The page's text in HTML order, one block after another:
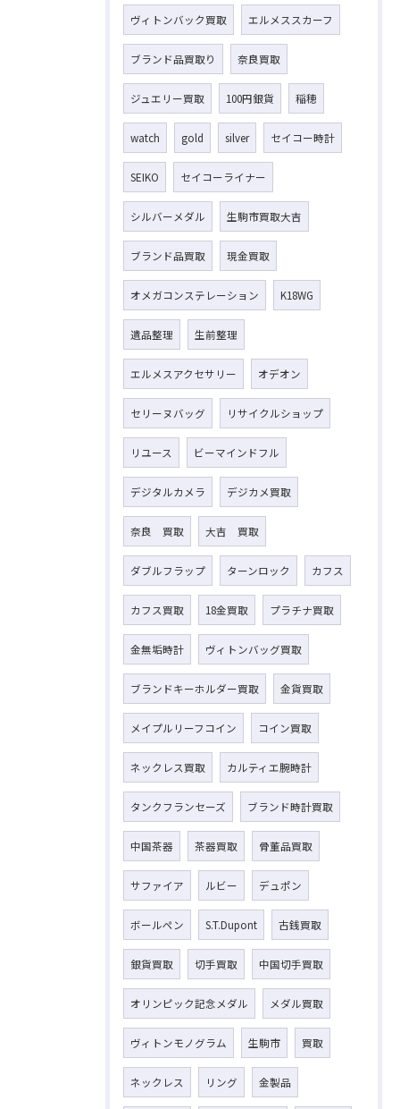
ヴィトンバック買取 エルメススカーフ
ブランド品買取り 奈良買取
ジュエリー買取 100円銀貨 稲穂
watch gold silver セイコー時計
SEIKO セイコーライナー
シルバーメダル 生駒市買取大吉
ブランド品買取 現金買取
オメガコンステレーション K18WG
遺品整理 生前整理
エルメスアクセサリー オデオン
セリーヌバッグ リサイクルショップ
リユース ビーマインドフル
デジタルカメラ デジカメ買取
奈良 買取 大吉 買取
ダブルフラップ ターンロック カフス
カフス買取 18金買取 プラチナ買取
金無垢時計 ヴィトンバッグ買取
ブランドキーホルダー買取 金貨買取
メイプルリーフコイン コイン買取
ネックレス買取 カルティエ腕時計
タンクフランセーズ ブランド時計買取
中国茶器 茶器買取 骨董品買取
サファイア ルビー デュポン
ボールペン S.T.Dupont 古銭買取
銀貨買取 切手買取 中国切手買取
オリンピック記念メダル メダル買取
ヴィトンモノグラム 生駒市 買取
ネックレス リング 金製品